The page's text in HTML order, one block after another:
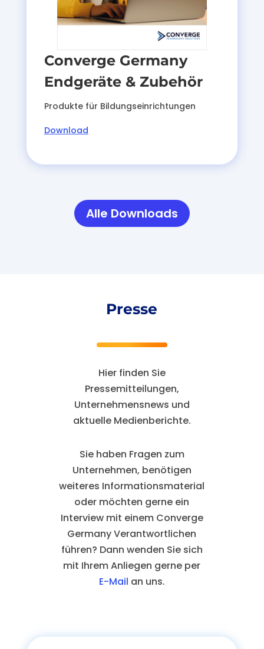
Converge Germany
Endgeräte & Zubehör
Produkte für Bildungseinrichtungen
Download
Alle Downloads
Presse
Hier finden Sie
Pressemitteilungen,
Unternehmensnews und
aktuelle Medienberichte.
Sie haben Fragen zum
Unternehmen, benötigen
weiteres Informationsmaterial
oder möchten gerne ein
Interview mit einem Converge
Germany Verantwortlichen
führen? Dann wenden Sie sich
mit Ihrem Anliegen gerne per
E-Mail an uns.